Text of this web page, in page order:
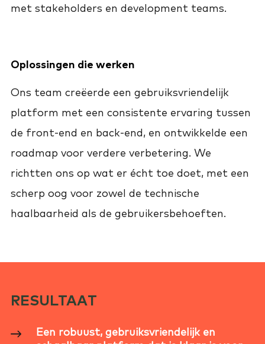
met stakeholders en development teams.
Oplossingen die werken
Ons team creëerde een gebruiksvriendelijk
platform met een consistente ervaring tussen
de front-end en back-end, en ontwikkelde een
roadmap voor verdere verbetering. We
richtten ons op wat er écht toe doet, met een
scherp oog voor zowel de technische
haalbaarheid als de gebruikersbehoeften.
RESULTAAT
Een robuust, gebruiksvriendelijk en